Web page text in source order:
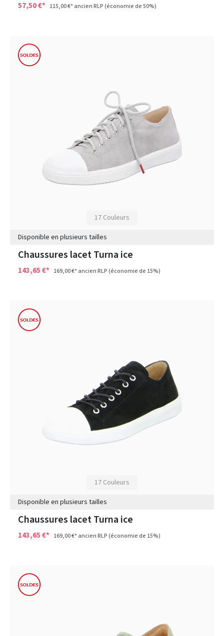
57,50 €* 115,00 €*ancien RLP(économie de 50%)
17 Couleurs
Disponible en plusieurs tailles
Chaussures lacet Turna ice
143,65 €* 169,00 €*ancien RLP(économie de 15%)
17 Couleurs
Disponible en plusieurs tailles
Chaussures lacet Turna ice
143,65 €* 169,00 €*ancien RLP(économie de 15%)